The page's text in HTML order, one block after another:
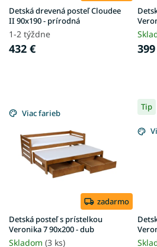
u
k
t
o
Detská drevená posteľ Cloudee
II 90x190 - prírodná
1-2 týždne
432 €
Viac farieb
zadarmo
Detská posteľ s prístelkou
Veronika 7 90x200 - dub
Skladom (3 ks)
Tip